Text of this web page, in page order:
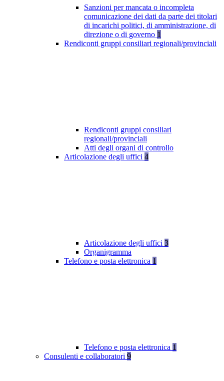
Sanzioni per mancata o incompleta
comunicazione dei dati da parte dei titolari
di incarichi politici, di amministrazione, di
direzione o di governo 1
Rendiconti gruppi consiliari regionali/provinciali
Rendiconti gruppi consiliari
regionali/provinciali
Atti degli organi di controllo
Articolazione degli uffici 4
Articolazione degli uffici 3
Organigramma
Telefono e posta elettronica 1
Telefono e posta elettronica 1
Consulenti e collaboratori 9